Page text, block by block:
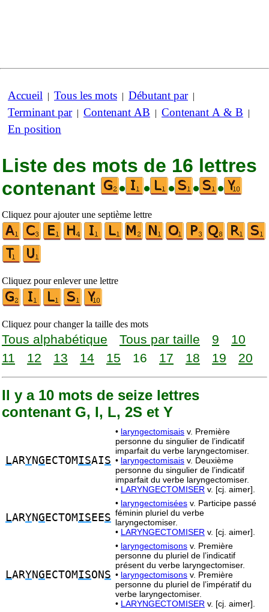
Accueil | Tous les mots | Débutant par|
Terminant par| Contenant AB | Contenant A & B |
En position
Liste des mots de 16 lettres
contenant
• • • • •
Cliquez pour ajouter une septième lettre
Cliquez pour enlever une lettre
Cliquez pour changer la taille des mots
Tous alphabétique Tous par taille 9
10
11
12 13 14 15 16 17 18 19 20
Il y a 10 mots de seize lettres
contenant G, I, L, 2S et Y
LARYNG ECTOMISAIS
• laryngectomisais v. Première
personne du singulier de l’indicatif
imparfait du verbe laryngectomiser.
• laryngectomisais v. Deuxième
personne du singulier de l’indicatif
imparfait du verbe laryngectomiser.
• LARYNGECTOMISER v. [cj. aimer].
LARYNG ECTOMIS EES
• laryngectomisées v. Participe passé
féminin pluriel du verbe
laryngectomiser.
• LARYNGECTOMISER v. [cj. aimer].
LARYNG ECTOMISON S
• laryngectomisons v. Première
personne du pluriel de l’indicatif
présent du verbe laryngectomiser.
• laryngectomisons v. Première
personne du pluriel de l’impératif du
verbe laryngectomiser.
• LARYNGECTOMISER v. [cj. aimer].